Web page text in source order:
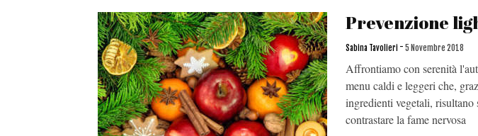
Prevenzione
Sabina Tavolieri - 5 Novembre 2018
Affrontiamo con serenità
menu caldi e leggeri che,
ingredienti vegetali, risultano
contrastare la fame nervosa